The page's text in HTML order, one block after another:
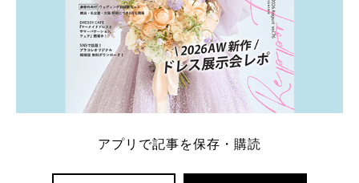
アプリで記事を保存・購読